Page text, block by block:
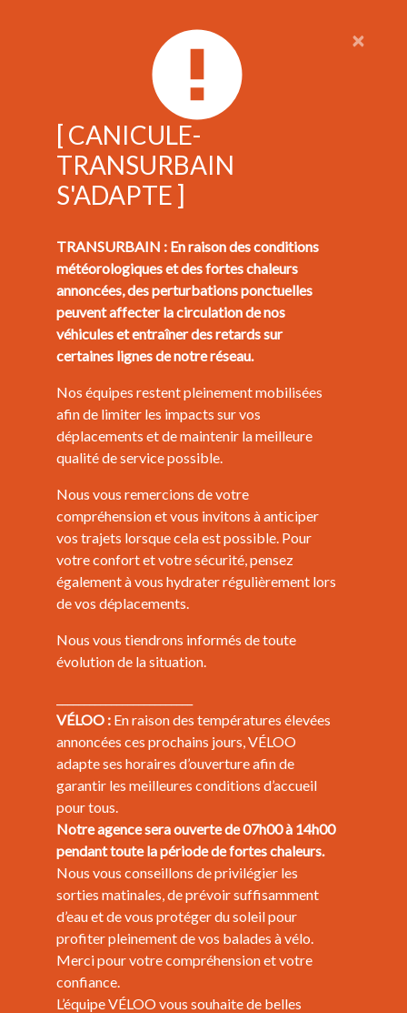
×
[ CANICULE-
TRANSURBAIN
S'ADAPTE ]
TRANSURBAIN : En raison des conditions
météorologiques et des fortes chaleurs
annoncées, des perturbations ponctuelles
peuvent affecter la circulation de nos
véhicules et entraîner des retards sur
certaines lignes de notre réseau.
Nos équipes restent pleinement mobilisées
afin de limiter les impacts sur vos
déplacements et de maintenir la meilleure
qualité de service possible.
Nous vous remercions de votre
compréhension et vous invitons à anticiper
vos trajets lorsque cela est possible. Pour
votre confort et votre sécurité, pensez
également à vous hydrater régulièrement lors
de vos déplacements.
Nous vous tiendrons informés de toute
évolution de la situation.
VÉLOO : En raison des températures élevées
annoncées ces prochains jours, VÉLOO
adapte ses horaires d’ouverture afin de
garantir les meilleures conditions d’accueil
pour tous.
Notre agence sera ouverte de 07h00 à 14h00
pendant toute la période de fortes chaleurs.
Nous vous conseillons de privilégier les
sorties matinales, de prévoir suffisamment
d’eau et de vous protéger du soleil pour
profiter pleinement de vos balades à vélo.
Merci pour votre compréhension et votre
confiance.
L’équipe VÉLOO vous souhaite de belles